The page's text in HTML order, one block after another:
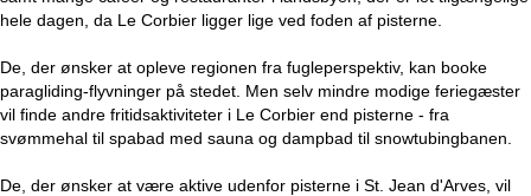
hele dagen, da Le Corbier ligger lige ved foden af pisterne.
De, der ønsker at opleve regionen fra fugleperspektiv, kan booke
paragliding-flyvninger på stedet. Men selv mindre modige feriegæster
vil finde andre fritidsaktiviteter i Le Corbier end pisterne - fra
svømmehal til spabad med sauna og dampbad til snowtubingbanen.
De, der ønsker at være aktive udenfor pisterne i St. Jean d'Arves, vil